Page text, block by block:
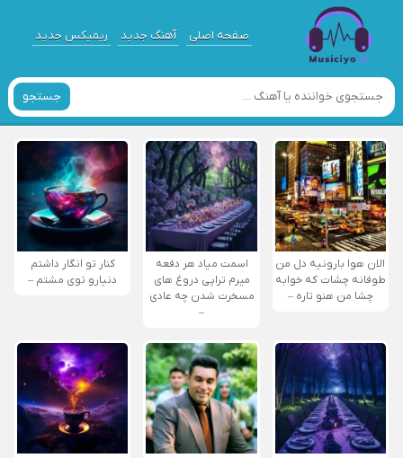
صفحه اصلی آهنگ جدید ریمیکس جدید
جستجو
الان هوا بارونیه دل من
طوفانه چشات که خوابه
چشا من هنو تاره –
اسمت میاد هر دفعه
میرم تراپی دروغ‌ های
مسخرت شدن چه عادی
–
کنار تو انگار داشتم
دنیارو توی مشتم –